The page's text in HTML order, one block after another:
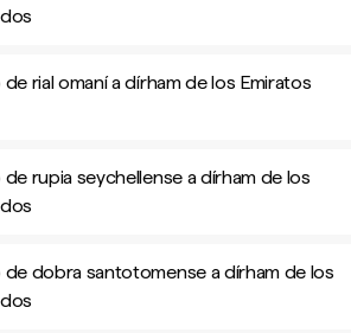
rial omaní a dírham de los Emiratos
rupia seychellense a dírham de los
dobra santotomense a dírham de los